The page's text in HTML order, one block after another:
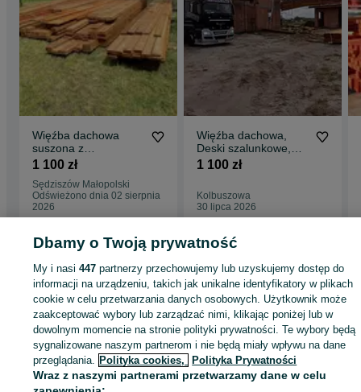
Więźba dachowa
suszona z
transportem
1 100 zł
Sędziszów Małopolski
Odświeżono dnia 02 sierpnia
2026
Więźba dachowa,
Deski szalunkowe,
Łaty, DOSTAWA HDS,
1 100 zł
Kolbuszowa
30 lipca 2026
- Podkarpackie
Więźby i podbitki - Kolbuszowa
KATEGORIA
ID:949448444 Wyświetlenia:
Dbamy o Twoją prywatność
My i nasi447 partnerzy przechowujemy lub uzyskujemy dostęp do
informacji na urządzeniu, takich jak unikalne identyfikatory w plikach
cookie w celu przetwarzania danych osobowych. Użytkownik może
zaakceptować wybory lub zarządzać nimi, klikając poniżej lub w
dowolnym momencie na stronie polityki prywatności. Te wybory będą
sygnalizowane naszym partnerom i nie będą miały wpływu na dane
przeglądania. Polityka cookies, Polityka Prywatności
Wraz z naszymi partnerami przetwarzamy dane w celu